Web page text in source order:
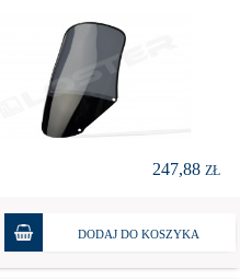
247,88 ZŁ
DODAJ DO KOSZYKA